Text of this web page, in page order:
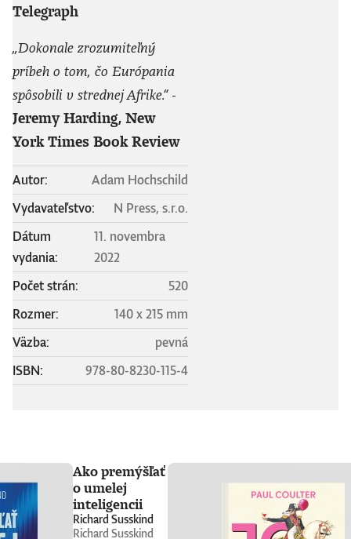
Telegraph
„Dokonale zrozumiteľný
príbeh o tom, čo Európania
spôsobili v strednej Afrike.“-
Jeremy Harding, New
York Times Book Review
Autor:
Adam Hochschild
Vydavateľstvo:
N Press, s.r.o.
Dátum
vydania:
11. novembra
2022
Počet strán:
520
Rozmer:
140 x 215 mm
Väzba:
pevná
ISBN:
978-80-8230-115-4
Ako premýšľať
o umelej
inteligencii
Richard Susskind
Richard Susskind